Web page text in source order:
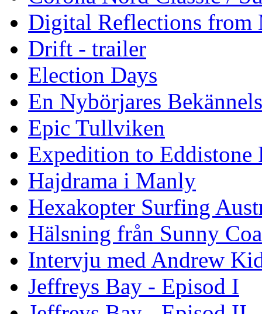
Digital Reflections from
Drift - trailer
Election Days
En Nybörjares
Epic Tullviken
Expedition to Eddistone
Hajdrama i Manly
Hexakopter Surfing
Hälsning från Sunny
Intervju med Andrew
Jeffreys Bay - Episod I